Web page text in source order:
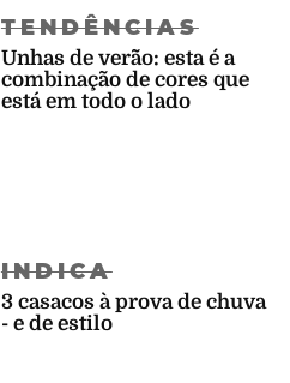
TENDÊNCIAS
Unhas de verão: esta é a
combinação de cores que
está em todo o lado
INDICA
3 casacos à prova de chuva
- e de estilo